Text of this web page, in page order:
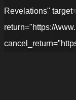
Revelations"
return="https://